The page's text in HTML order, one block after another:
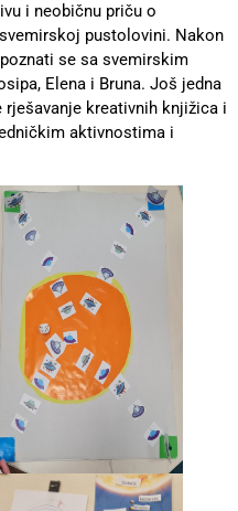
i neobičnu priču o
pustolovini. Nakon
se sa svemirskim
Elena i Bruna. Još jedna
kreativnih knjižica i
aktivnostima i